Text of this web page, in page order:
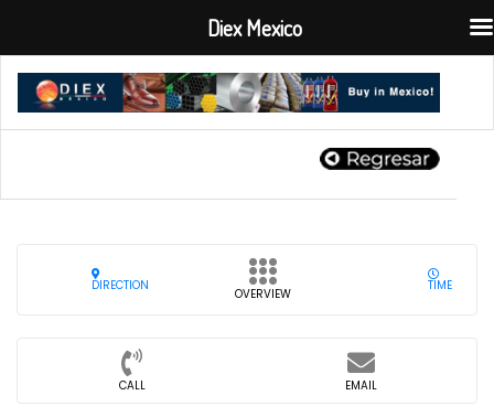
DIRECTION
OVERVIEW
TIME
CALL EMAIL
Diex Mexico